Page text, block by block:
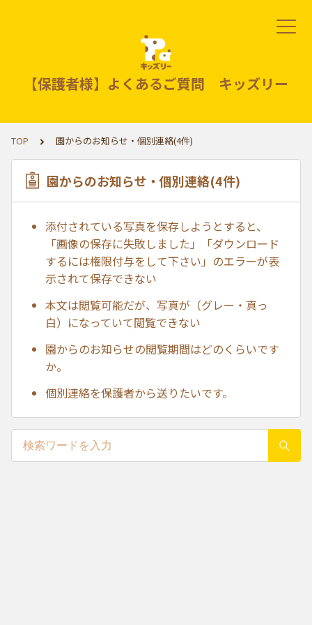
【保護者様】よくあるご質問 キッズリー
TOP 園からのお知らせ・個別連絡(4件)
園からのお知らせ・個別連絡(4件)
添付されている写真を保存しようとすると、
「画像の保存に失敗しました」「ダウンロード
するには権限付与をして下さい」のエラーが表
示されて保存できない
本文は閲覧可能だが、写真が（グレー・真っ
白）になっていて閲覧できない
園からのお知らせの閲覧期間はどのくらいです
か。
個別連絡を保護者から送りたいです。